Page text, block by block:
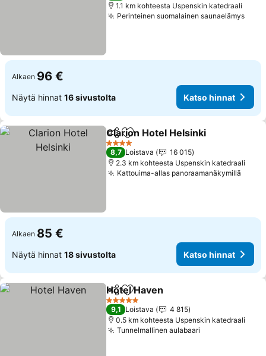
1.1 km kohteesta Uspenskin katedraali
Perinteinen suomalainen saunaelämys
Alkaen 96 €
Näytä hinnat 16 sivustolta Katso hinnat
Jaa Lisää suosikkeihin
Clarion Hotel Helsinki
4 Tähtiluokitus
8,7 Loistava
16 015
2.3 km kohteesta Uspenskin katedraali
Kattouima-allas panoraamanäkymillä
Alkaen 85 €
Näytä hinnat 18 sivustolta Katso hinnat
Jaa Lisää suosikkeihin
Hotel Haven
5 Tähtiluokitus
9,1 Loistava
4 815
0.5 km kohteesta Uspenskin katedraali
Tunnelmallinen aulabaari